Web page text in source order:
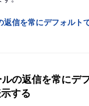
信を常にデフォルト
の返信を常にデ
する